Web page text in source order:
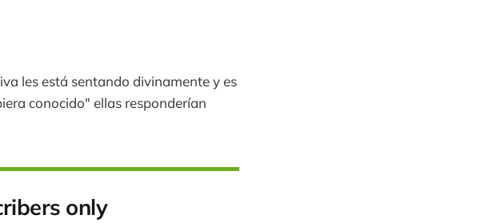
les está sentando divinamente y es
conocido" ellas responderían
only